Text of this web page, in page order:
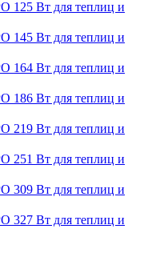
125 Вт для теплиц и
145 Вт для теплиц и
164 Вт для теплиц и
186 Вт для теплиц и
219 Вт для теплиц и
251 Вт для теплиц и
309 Вт для теплиц и
327 Вт для теплиц и